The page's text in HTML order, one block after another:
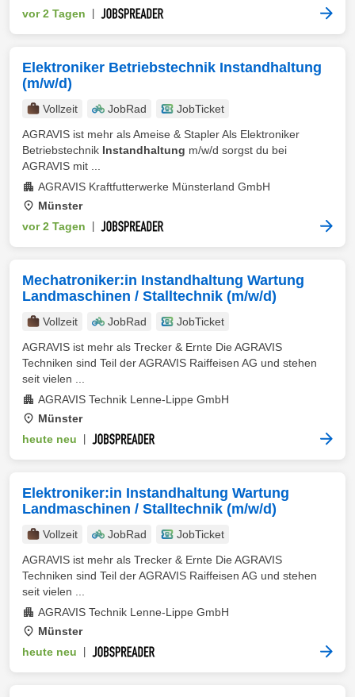
vor 2 Tagen
Elektroniker Betriebstechnik Instandhaltung
(m/w/d)
Vollzeit JobRad
JobTicket
AGRAVIS ist mehr als Ameise & Stapler Als Elektroniker
Betriebstechnik Instandhaltung m/w/d sorgst du bei
AGRAVIS mit ...
AGRAVIS Kraftfutterwerke Münsterland GmbH
Münster
vor 2 Tagen
Mechatroniker:in Instandhaltung Wartung
Landmaschinen / Stalltechnik (m/w/d)
Vollzeit JobRad
JobTicket
AGRAVIS ist mehr als Trecker & Ernte Die AGRAVIS
Techniken sind Teil der AGRAVIS Raiffeisen AG und stehen
seit vielen ...
AGRAVIS Technik Lenne-Lippe GmbH
Münster
heute neu
Elektroniker:in Instandhaltung Wartung
Landmaschinen / Stalltechnik (m/w/d)
Vollzeit JobRad
JobTicket
AGRAVIS ist mehr als Trecker & Ernte Die AGRAVIS
Techniken sind Teil der AGRAVIS Raiffeisen AG und stehen
seit vielen ...
AGRAVIS Technik Lenne-Lippe GmbH
Münster
heute neu